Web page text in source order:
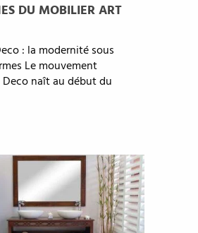
DU MOBILIER ART
: la modernité sous
Le mouvement
naît au début du